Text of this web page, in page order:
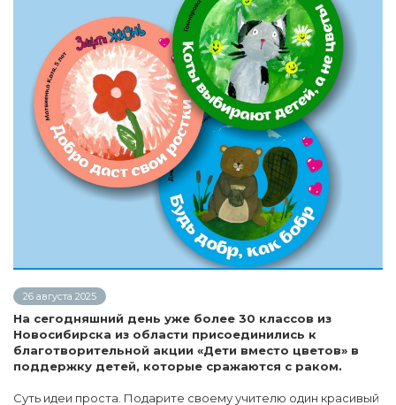
26 августа 2025
На сегодняшний день уже более 30 классов из
Новосибирска из области присоединились к
благотворительной акции «Дети вместо цветов» в
поддержку детей, которые сражаются с раком.
Суть идеи проста. Подарите своему учителю один красивый